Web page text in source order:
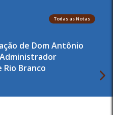
Todas as Notas
de Dom Antônio
Branco